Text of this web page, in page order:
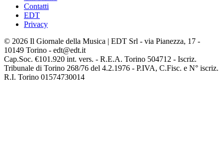
Contatti
EDT
Privacy
© 2026 Il Giornale della Musica | EDT Srl - via Pianezza, 17 -
10149 Torino - edt@edt.it
Cap.Soc. €101.920 int. vers. - R.E.A. Torino 504712 - Iscriz.
Tribunale di Torino 268/76 del 4.2.1976 - P.IVA, C.Fisc. e N° iscriz.
R.I. Torino 01574730014